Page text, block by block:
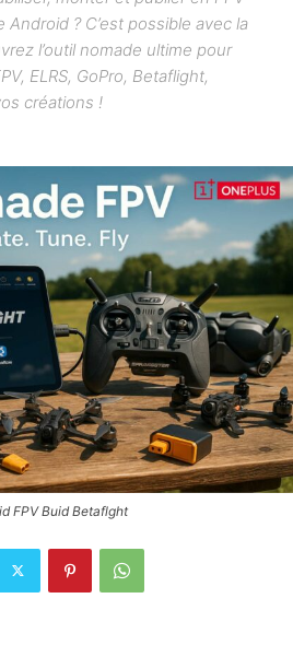
? C’est possible avec la
l’outil nomade ultime pour
ELRS, GoPro, Betaflight,
créations !
FPV Buid Betaflght